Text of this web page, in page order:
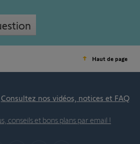
Haut de page
Consultez nos vidéos, notices et FAQ
conseils et bons plans par email !